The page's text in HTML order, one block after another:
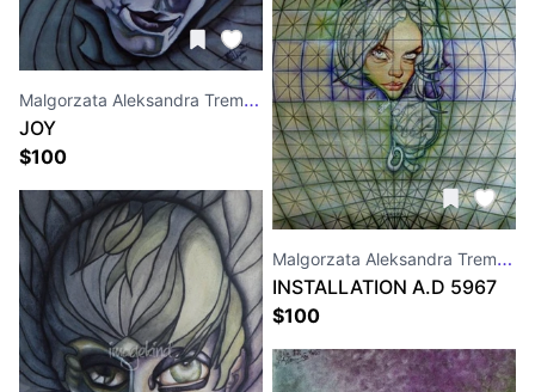
Malgorzata Aleksandra Trembla
JOY
$100
Malgorzata Aleksandra Trembla
INSTALLATION A.D 5967
$100